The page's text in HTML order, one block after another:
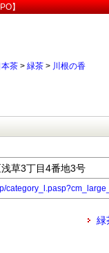
】
本茶 > 緑茶 > 川根の香
草3丁目4番地3号
緑